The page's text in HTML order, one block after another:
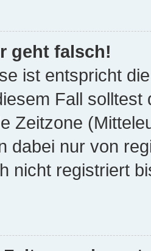
geht falsch!
ist entspricht
Fall solltest
Zeitzone
dabei nur von
nicht registriert